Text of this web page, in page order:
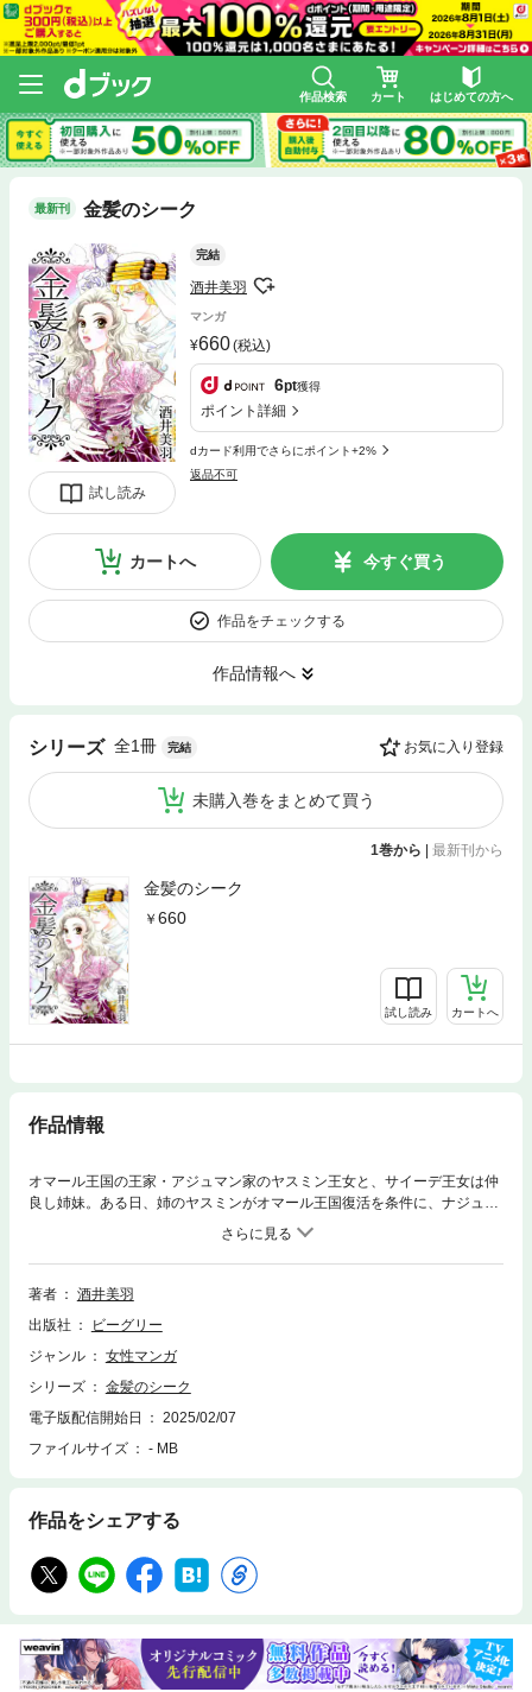
作品検索 カート はじめての方へ
最新刊 金髪のシーク
試し読み
完結
酒井美羽
マンガ
660(税込)
6pt獲得
ポイント詳細
dカード利用でさらにポイント+2%
返品不可
カートへ 今すぐ買う
作品をチェックする
作品情報へ
シリーズ 全1冊 完結 お気に入り登録
未購入巻をまとめて買う
1巻から | 最新刊から
金髪のシーク
660
試し読み カートへ
作品情報
オマール王国の王家・アジュマン家のヤスミン王女と、サイーデ王女は仲
良し姉妹。ある日、姉のヤスミンがオマール王国復活を条件に、ナジュド
王国の皇子と政略結婚させられることになり……。恋人のいる姉を逃がす
ため、妹のサイーデが身代わりで結婚することになったのだが――？豪華
絢爛なロイヤル・アラビアンロマンス！
著者
酒井美羽
出版社
ビーグリー
ジャンル
女性マンガ
シリーズ
金髪のシーク
電子版配信開始日
2025/02/07
ファイルサイズ
- MB
作品をシェアする